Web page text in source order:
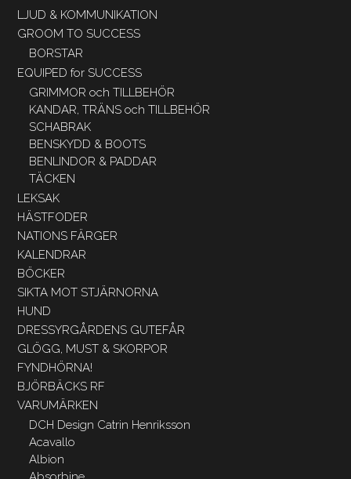
LJUD & KOMMUNIKATION
GROOM TO SUCCESS
BORSTAR
EQUIPED for SUCCESS
GRIMMOR och TILLBEHÖR
KANDAR, TRÄNS och TILLBEHÖR
SCHABRAK
BENSKYDD & BOOTS
BENLINDOR & PADDAR
TÄCKEN
LEKSAK
HÄSTFODER
NATIONS FÄRGER
KALENDRAR
BÖCKER
SIKTA MOT STJÄRNORNA
HUND
DRESSYRGÅRDENS GUTEFÅR
GLÖGG, MUST & SKORPOR
FYNDHÖRNA!
BJÖRBÄCKS RF
VARUMÄRKEN
DCH Design Catrin Henriksson
Acavallo
Albion